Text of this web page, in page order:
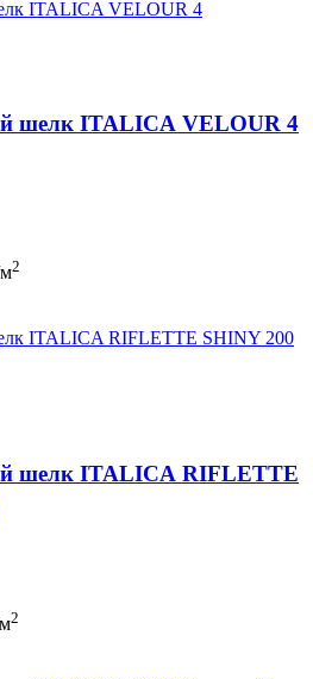
шелк ITALICA VELOUR 4
2
шелк ITALICA RIFLETTE
2